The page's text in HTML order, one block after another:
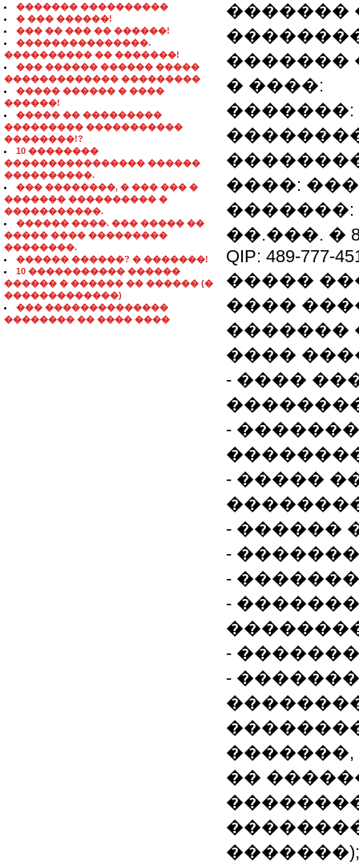
������� ����������
� ��� ������!
��� �� ��� �� ������!
���������������.
���������� �� �������!
��� ������ ������ �����
������������� ���������
����� ������ � ����
������!
����� �� ���������
��������� �����������
��������!?
10 ��������
���������������� ������
����������.
��� ��������, � ��� ��� �
������� ���������� �
�����������.
������ ����. ��� ����� ��
����� ���� ���������
��������.
������ ������? � �������!
10 ����������� ������
������ � ������ �� ������ (�
�������������)
��� ��������������
�������� �� ���� ����
�������
�������
� ����:
�������:
����:
�������: 8
��.���. �
QIP: 489-777-
�����
����
�������
����
- ����
-
- �����
- ������
-
-
-
-
-
��
�������);